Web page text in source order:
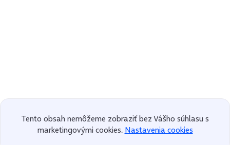
Tento obsah nemôžeme zobraziť bez Vášho súhlasu s
marketingovými cookies. Nastavenia cookies